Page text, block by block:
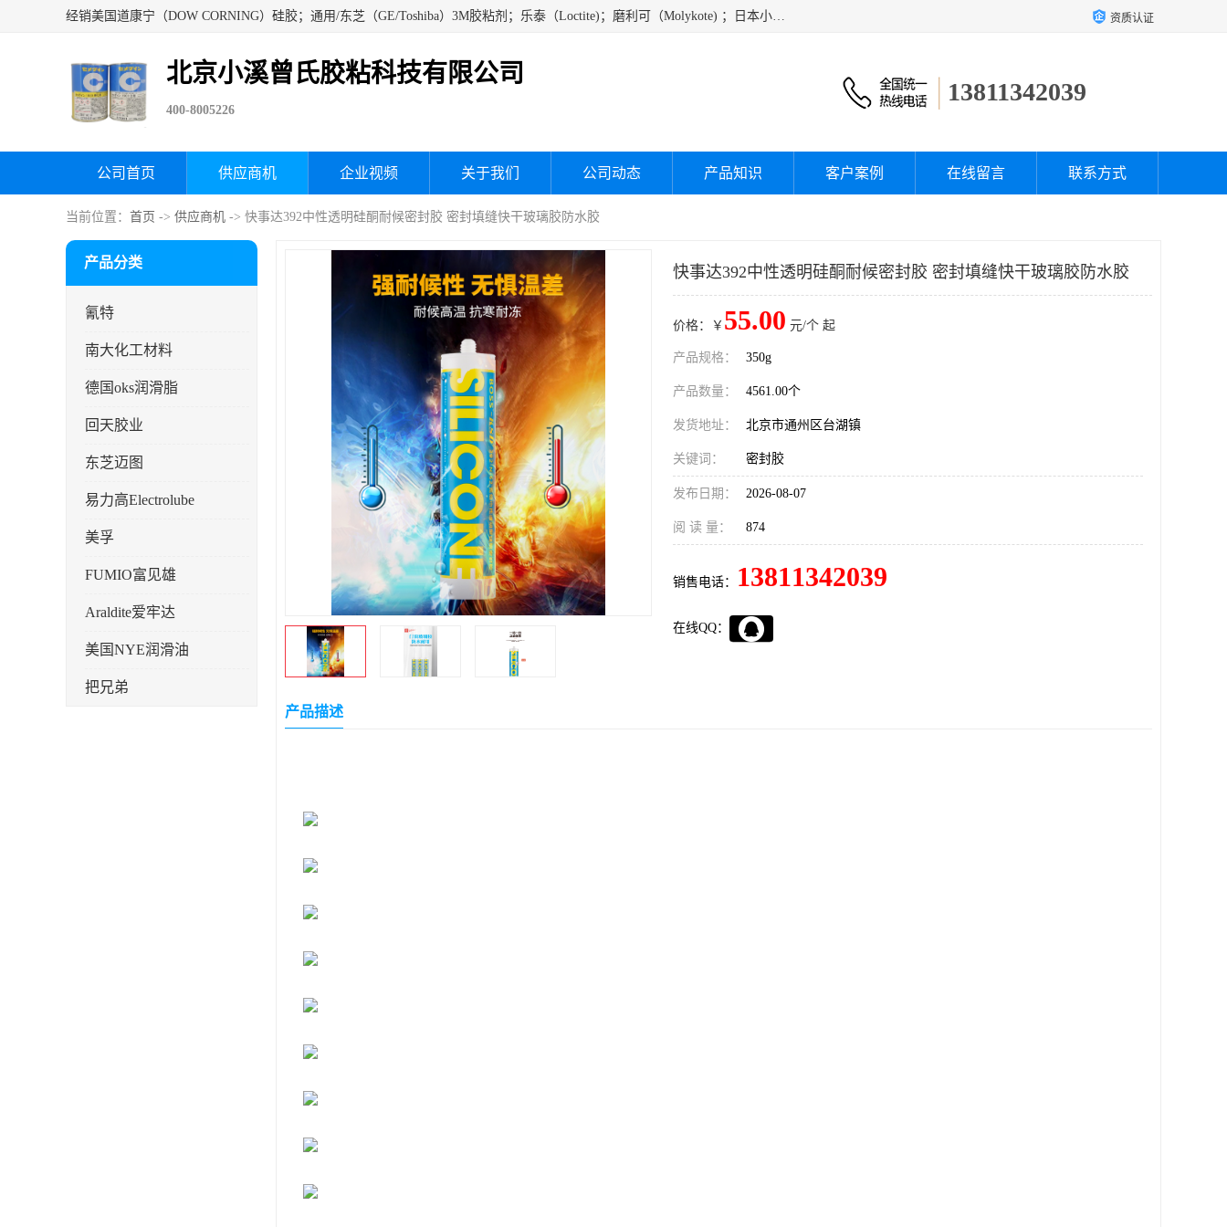
经销美国道康宁（DOW CORNING）硅胶；通用/东芝（GE/Toshiba）3M胶粘剂；乐泰（Loctite)；磨利可（Molykote) ；日本小西（KONISHI）硅胶；施敏打硬,硅胶；信越 产品；关东化成防潮披腹胶 ；三键；索尼；韩国Diabond，等各种电子电机电器进口硅胶产品、硅脂、硅油，经销美国道康宁（DOW CORNING）硅胶等 资质认证
北京小溪曾氏胶粘科技有限公司
400-8005226
13811342039
公司首页 供应商机 企业视频 关于我们 公司动态 产品知识 客户案例 在线留言 联系方式
当前位置： 首页 -> 供应商机 -> 快事达392中性透明硅酮耐候密封胶 密封填缝快干玻璃胶防水胶
产品分类
氰特
南大化工材料
德国oks润滑脂
回天胶业
东芝迈图
易力高Electrolube
美孚
FUMIO富见雄
Araldite爱牢达
美国NYE润滑油
把兄弟
快事达392中性透明硅酮耐候密封胶 密封填缝快干玻璃胶防水胶
价格：￥ 55.00 元/个 起
产品规格： 350g
产品数量： 4561.00个
发货地址： 北京市通州区台湖镇
关键词： 密封胶
发布日期： 2026-08-07
阅 读 量： 874
销售电话： 13811342039
在线QQ：
产品描述